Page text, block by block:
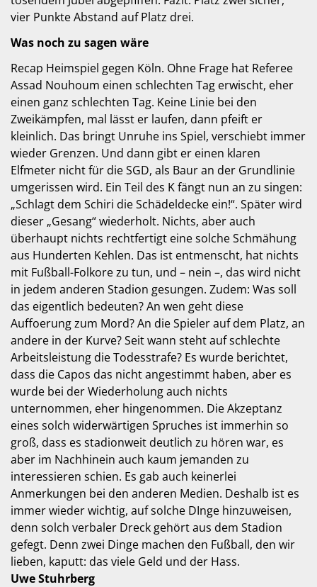
vier Punkte Abstand auf Platz drei.
Was noch zu sagen wäre
Recap Heimspiel gegen Köln. Ohne Frage hat Referee
Assad Nouhoum einen schlechten Tag erwischt, eher
einen ganz schlechten Tag. Keine Linie bei den
Zweikämpfen, mal lässt er laufen, dann pfeift er
kleinlich. Das bringt Unruhe ins Spiel, verschiebt immer
wieder Grenzen. Und dann gibt er einen klaren
Elfmeter nicht für die SGD, als Baur an der Grundlinie
umgerissen wird. Ein Teil des K fängt nun an zu singen:
„Schlagt dem Schiri die Schädeldecke ein!“. Später wird
dieser „Gesang“ wiederholt. Nichts, aber auch
überhaupt nichts rechtfertigt eine solche Schmähung
aus Hunderten Kehlen. Das ist entmenscht, hat nichts
mit Fußball-Folkore zu tun, und – nein –, das wird nicht
in jedem anderen Stadion gesungen. Zudem: Was soll
das eigentlich bedeuten? An wen geht diese
Auffoerung zum Mord? An die Spieler auf dem Platz, an
andere in der Kurve? Seit wann steht auf schlechte
Arbeitsleistung die Todesstrafe? Es wurde berichtet,
dass die Capos das nicht angestimmt haben, aber es
wurde bei der Wiederholung auch nichts
unternommen, eher hingenommen. Die Akzeptanz
eines solch widerwärtigen Spruches ist immerhin so
groß, dass es stadionweit deutlich zu hören war, es
aber im Nachhinein auch kaum jemanden zu
interessieren schien. Es gab auch keinerlei
Anmerkungen bei den anderen Medien. Deshalb ist es
immer wieder wichtig, auf solche DInge hinzuweisen,
denn solch verbaler Dreck gehört aus dem Stadion
gefegt. Denn zwei Dinge machen den Fußball, den wir
lieben, kaputt: das viele Geld und der Hass.
Uwe Stuhrberg